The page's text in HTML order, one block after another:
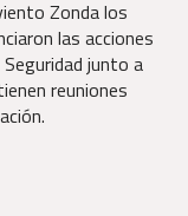
Zonda los
las acciones
junto a
reuniones